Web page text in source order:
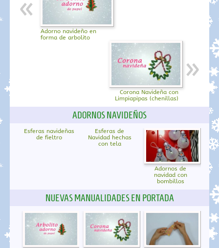
Adorno navideño en
forma de arbolito
Corona Navideña con
Limpiapipas (chenillas)
ADORNOS NAVIDEÑOS
Esferas navideñas
de fieltro
Esferas de
Navidad hechas
con tela
Adornos de
navidad con
bombillos
NUEVAS MANUALIDADES EN PORTADA